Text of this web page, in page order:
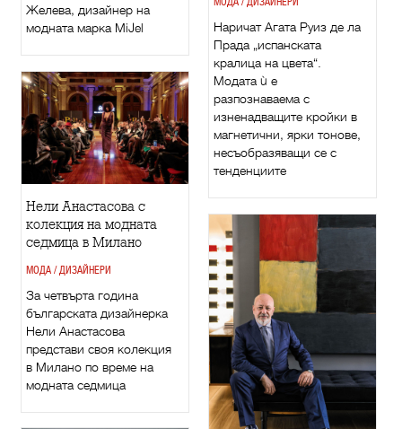
Желева, дизайнер на
модната марка МiJel
Наричат Агата Руиз де ла
Прада „испанската
кралица на цвета“.
Модата ù е
разпознаваема с
изненадващите кройки в
магнетични, ярки тонове,
несъобразяващи се с
тенденциите
Нели Анастасова с
колекция на модната
седмица в Милано
МОДА / ДИЗАЙНЕРИ
За четвърта година
българската дизайнерка
Нели Анастасова
представи своя колекция
в Милано по време на
модната седмица